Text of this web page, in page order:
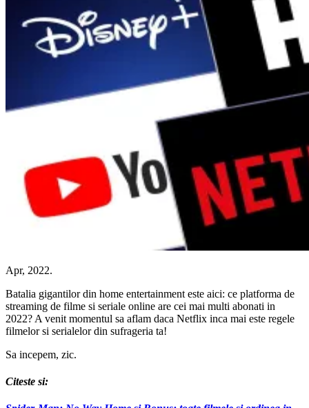
Apr, 2022.
Batalia gigantilor din home entertainment este aici: ce platforma de
streaming de filme si seriale online are cei mai multi abonati in
2022? A venit momentul sa aflam daca Netflix inca mai este regele
filmelor si serialelor din sufrageria ta!
Sa incepem, zic.
Citeste si: